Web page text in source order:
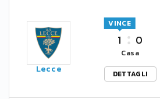
Lecce
1
VINCE
0
Casa
DETTAGLI